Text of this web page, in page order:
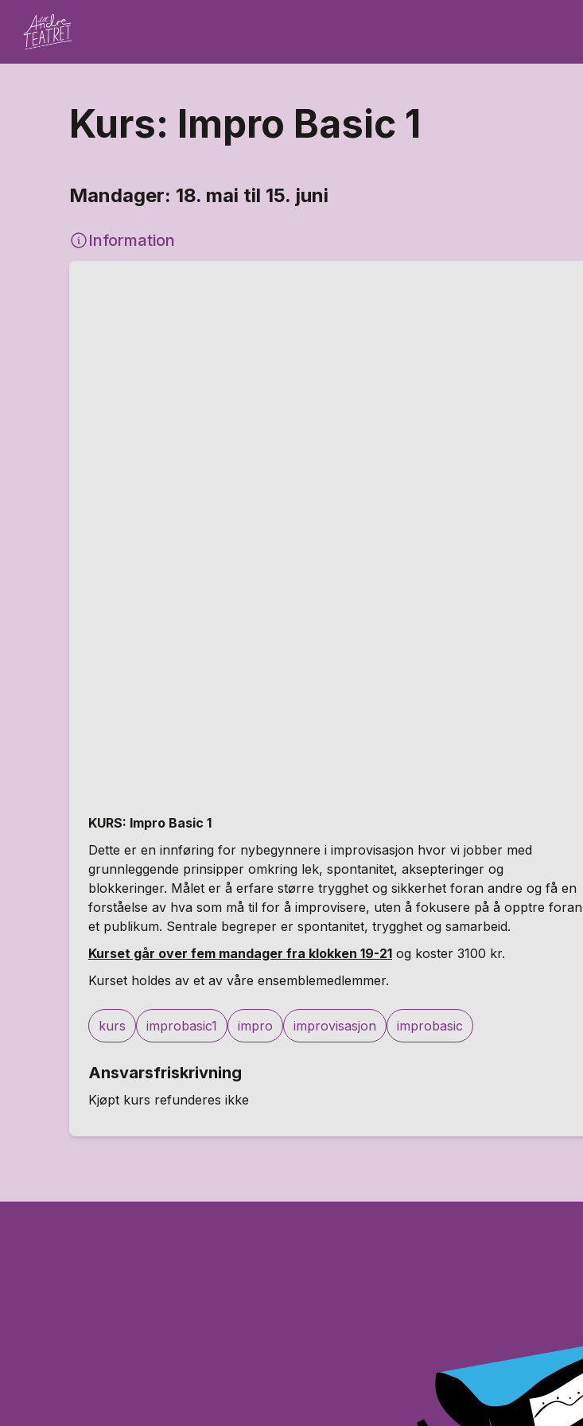
Kurs: Impro Basic 1
Mandager: 18. mai til 15. juni
Information
KURS: Impro Basic 1
Dette er en innføring for nybegynnere i improvisasjon hvor vi jobber med
grunnleggende prinsipper omkring lek, spontanitet, aksepteringer og
blokkeringer. Målet er å erfare større trygghet og sikkerhet foran andre og få en
forståelse av hva som må til for å improvisere, uten å fokusere på å opptre foran
et publikum. Sentrale begreper er spontanitet, trygghet og samarbeid.
Kurset går over fem mandager fra klokken 19-21 og koster 3100 kr.
Kurset holdes av et av våre ensemblemedlemmer.
kurs improbasic1 impro improvisasjon improbasic
Ansvarsfriskrivning
Kjøpt kurs refunderes ikke